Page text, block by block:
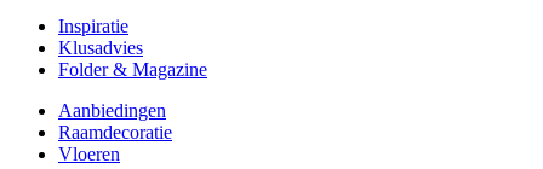
Inspiratie
Klusadvies
Folder & Magazine
Aanbiedingen
Raamdecoratie
Vloeren